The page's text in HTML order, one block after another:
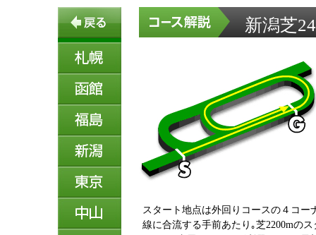
新潟芝
スタート地点は外回りコースの４コー
線に合流する手前あたり｡芝2200mの